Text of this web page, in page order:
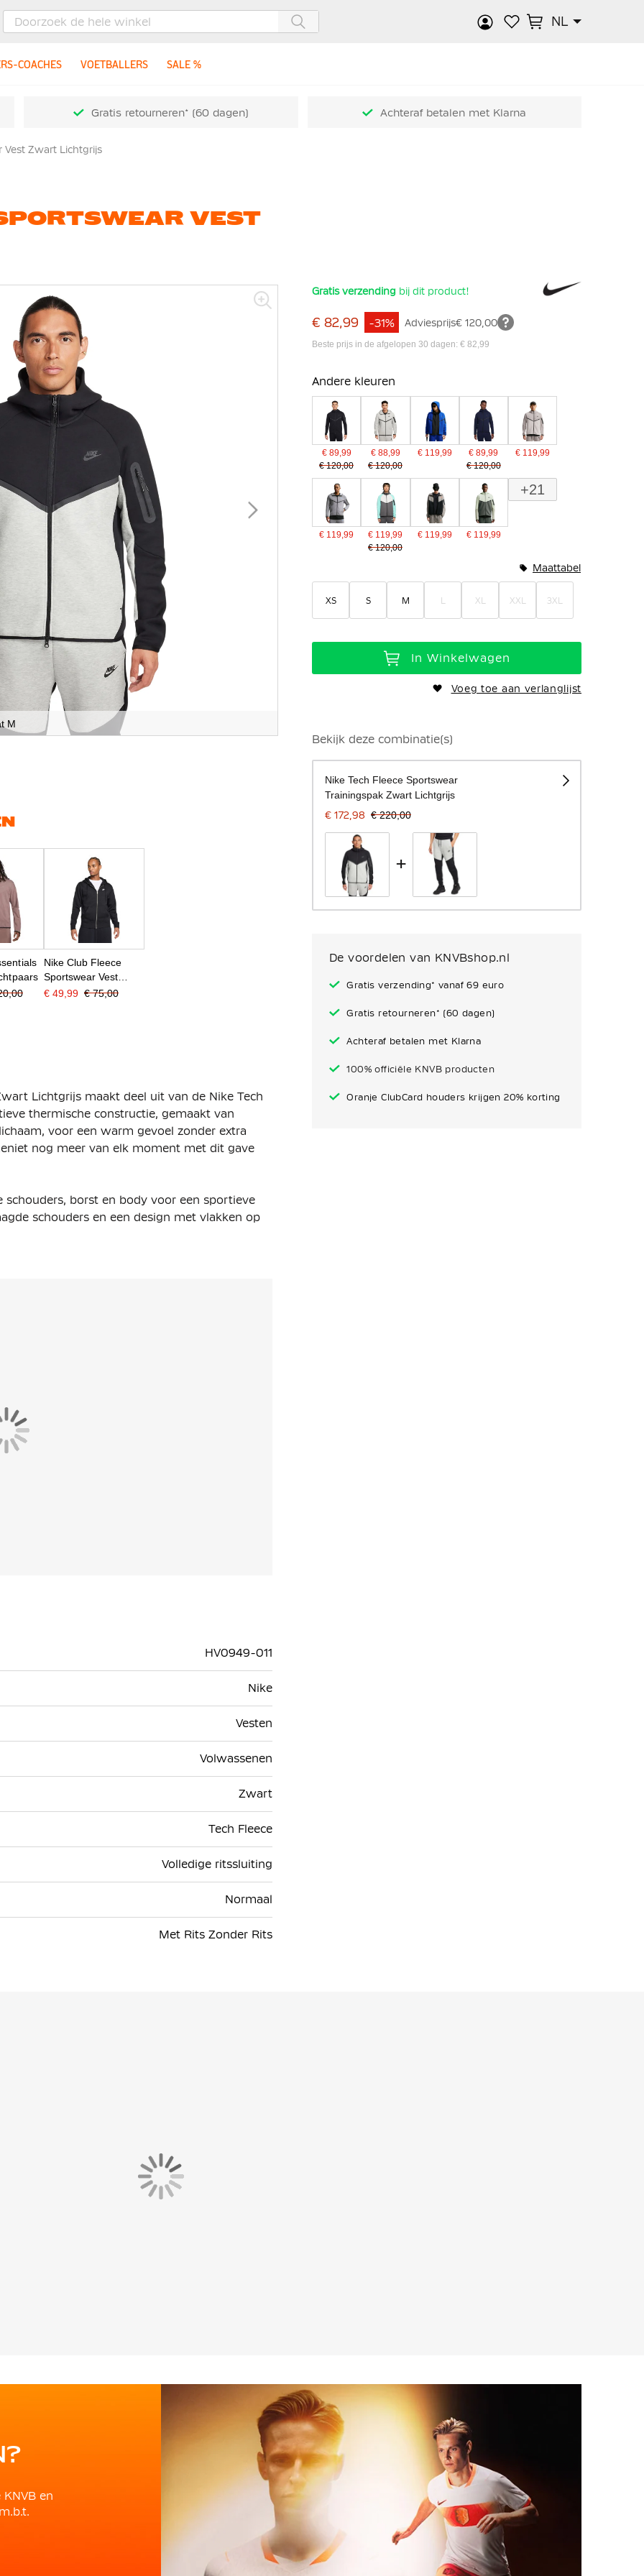
NL
COACHES VOETBALLERS SALE %
Gratis retourneren* (60 dagen) Achteraf betalen met Klarna
Vest Zwart Lichtgrijs
VEST
M
Gratis verzending bij dit product!
€ 82,99 Adviesprijs€ 120,00
-31%
Beste prijs in de afgelopen 30 dagen: € 82,99
Andere kleuren
€ 89,99
€ 120,00
€ 88,99
€ 120,00
€ 119,99
€ 89,99
€ 120,00
€ 119,99
€ 119,99
€ 119,99
€ 120,00
€ 119,99 € 119,99
+21
XS S M L XL XXL 3XL
Maattabel
In Winkelwagen
Voeg toe aan verlanglijst
Bekijk deze combinatie(s)
Nike Tech Fleece Sportswear
Trainingspak Zwart Lichtgrijs
€ 172,98 € 220,00
+
De voordelen van KNVBshop.nl
Gratis verzending* vanaf 69 euro
Gratis retourneren* (60 dagen)
Achteraf betalen met Klarna
100% officiële KNVB producten
Oranje ClubCard houders krijgen 20% korting
Nike Club Fleece
Sportswear Vest
Zwart Wit
€ 49,99 € 75,00
Lichtgrijs maakt deel uit van de Nike Tech
thermische constructie, gemaakt van
voor een warm gevoel zonder extra
nog meer van elk moment met dit gave
schouders, borst en body voor een sportieve
schouders en een design met vlakken op
HV0949-011
Nike
Vesten
Volwassenen
Zwart
Tech Fleece
Volledige ritssluiting
Normaal
Met Rits Zonder Rits
en